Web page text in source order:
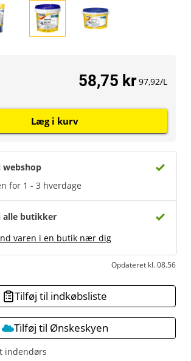
indendørs
webshop
for 1 - 3 hverdage
alle butikker
varen i en butik nær dig
Opdateret kl. 08.56
58,75 kr 97,92/L
Læg i kurv
Tilføj til indkøbsliste
Tilføj til Ønskeskyen